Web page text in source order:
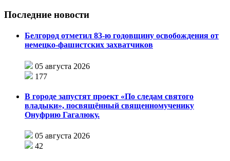
Последние новости
Белгород отметил 83-ю годовщину освобождения от
немецко-фашистских захватчиков
05 августа 2026
177
В городе запустят проект «По следам святого
владыки», посвящённый священномученику
Онуфрию Гагалюку.
05 августа 2026
42